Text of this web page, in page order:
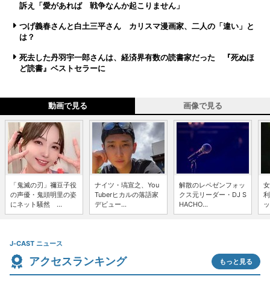
訴え「愛があれば 戦争なんか起こりません」
つげ義春さんと白土三平さん カリスマ漫画家、二人の「違い」と
は？
死去した丹羽宇一郎さんは、経済界有数の読書家だった 『死ぬほ
ど読書』ベストセラーに
動画で見る 画像で見る
「鬼滅の刃」禰豆子役
の声優・鬼頭明里の姿
にネット騒然 ...
ナイツ・塙宣之、You
Tuberヒカルの落語家
デビュー...
解散のレペゼンフォッ
クス元リーダー・DJ S
HACHO...
J-CAST ニュース
アクセスランキング もっと見る